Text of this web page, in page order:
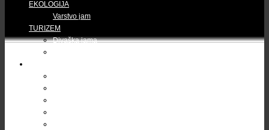
EKOLOGIJA
Varstvo jam
TURIZEM
Divaška jama